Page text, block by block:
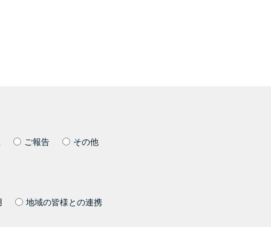
ご報告 その他
地域の皆様との連携